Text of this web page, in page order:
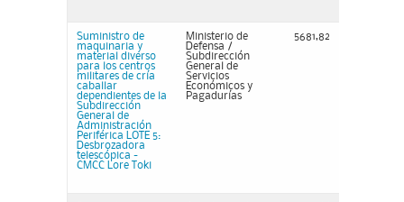
Suministro de
maquinaria y
material diverso
para los centros
militares de cría
caballar
dependientes de la
Subdirección
General de
Administración
Periférica LOTE 5:
Desbrozadora
telescópica -
CMCC Lore Toki
Ministerio de
Defensa /
Subdirección
General de
Servicios
Económicos y
Pagadurías
5681,82